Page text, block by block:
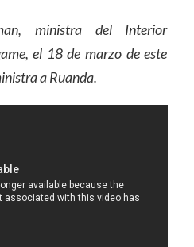
ministra del Interior
el 18 de marzo de este
a Ruanda.